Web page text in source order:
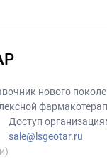
нового
Доступ
sale@lsgeotar.ru